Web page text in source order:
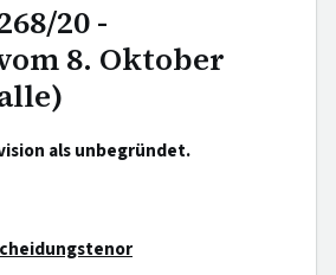
20 -
8. Oktober
als unbegründet.